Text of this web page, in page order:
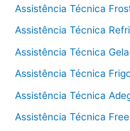
Assistência Técnica
Assistência Técnica
Assistência Técnica
Assistência Técnica
Assistência Técnica
Assistência Técnica